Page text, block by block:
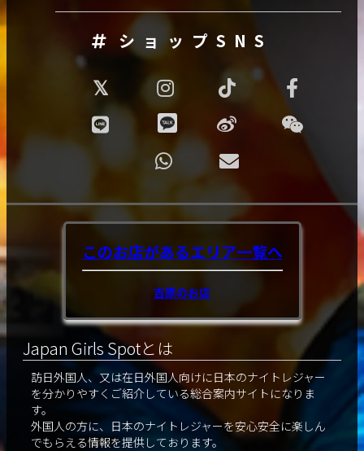
ショップSNS
このお店があるエリア一覧へ
吉原のお店
Japan Girls Spotとは
訪日外国人、又は在日外国人向けに日本のナイトレジャー
を分かりやすくご紹介している総合案内サイトになりま
す。
外国人の方に、日本のナイトレジャーを安心安全に楽しん
でもらえる情報を提供しております。